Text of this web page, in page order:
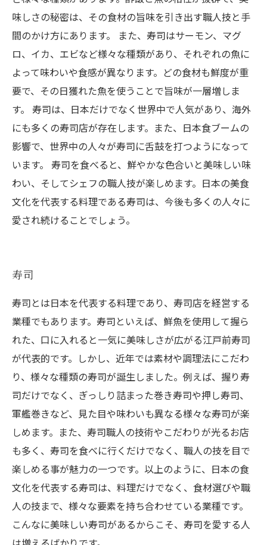
味しさの秘密は、その食材の旨味を引き出す職人技と手
間のかけ方にあります。 また、寿司はサーモン、マグ
ロ、イカ、エビなど様々な種類があり、それぞれの魚に
よって味わいや食感が異なります。どの食材も鮮度が重
要で、その日獲れた魚を使うことで旨味が一層増しま
す。 寿司は、日本だけでなく世界中で人気があり、海外
にも多くの寿司店が存在します。また、日本食ブームの
影響で、世界中の人々が寿司に舌鼓を打つようになって
います。 寿司を食べると、鮮やかな色合いと美味しい味
わい、そしてシェフの職人技が楽しめます。日本の美食
文化を代表する料理である寿司は、今後も多くの人々に
愛され続けることでしょう。
寿司
寿司とは日本を代表する料理であり、寿司店を経営する
業種でもあります。寿司といえば、鮮魚を使用して握ら
れた、口に入れると一気に美味しさが広がる江戸前寿司
が代表的です。しかし、近年では素材や調理法にこだわ
り、様々な種類の寿司が誕生しました。例えば、握り寿
司だけでなく、ぎっしり詰まった巻き寿司や押し寿司、
軍艦巻きなど、見た目や味わいも異なる様々な寿司が楽
しめます。また、寿司職人の技術やこだわりが光るお店
も多く、寿司を食べに行くだけでなく、職人の技を目で
楽しめる事が魅力の一つです。以上のように、日本の食
文化を代表する寿司は、料理だけでなく、食材選びや職
人の技まで、様々な要素を持ち合わせている業種です。
こんなに美味しい寿司があるからこそ、寿司を愛する人